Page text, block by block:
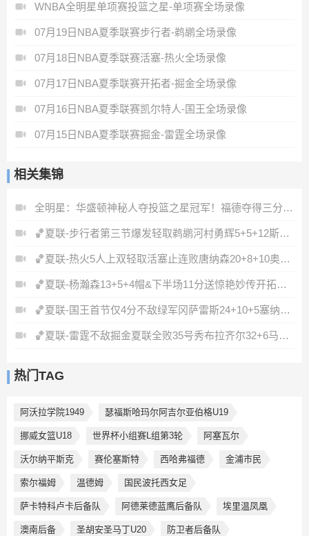
WNBA全明星单项赛投篮之星-单项赛全场录像
07月19日NBA夏季联赛步行者-鹈鹕全场录像
07月18日NBA夏季联赛活塞-热火全场录像
07月17日NBA夏季联赛开拓者-掘金全场录像
07月16日NBA夏季联赛凯尔特人-国王全场录像
07月15日NBA夏季联赛掘金-雷霆全场录像
相关集锦
全明星：华盛顿神秘人夺投篮之星冠军！福德夺得三分大赛冠军！
🏀夏联-步行者第三节爆发轻取鹈鹕河村勇辉5+5+12斯劳森22分
🏀夏联-热火5人上双轻取活塞止连败唐纳森20+8+10奥科里27分
🏀夏联-杨瀚森13+5+4帽&下半场11分送惊艳妙传开拓者力克掘金
🏀夏联-国王首节仅4分不敌绿军冈萨雷斯24+10+5塞纳克10+12
🏀夏联-雷霆不敌掘金夏联全败35号秀布拉齐尔32+6马拉14+7+6
热门TAG
阿沃拉学院1949 瑟福斯哈玛尔阿吉尔亚伯格U19
挪威女篮U18 世界杯小组赛L组第3轮 阿塞瓦尔
沃尔纳平斯克 赛伦塞斯特 西哈弗福德 金浦市民
索尔福姆 温德姆 国民波托西女足
萨卡特科卢卡后备队 阿德莱德蓝鹰后备队 埃里温凤凰
澳南后备 圣胡安圣马丁U20 防卫者后备队